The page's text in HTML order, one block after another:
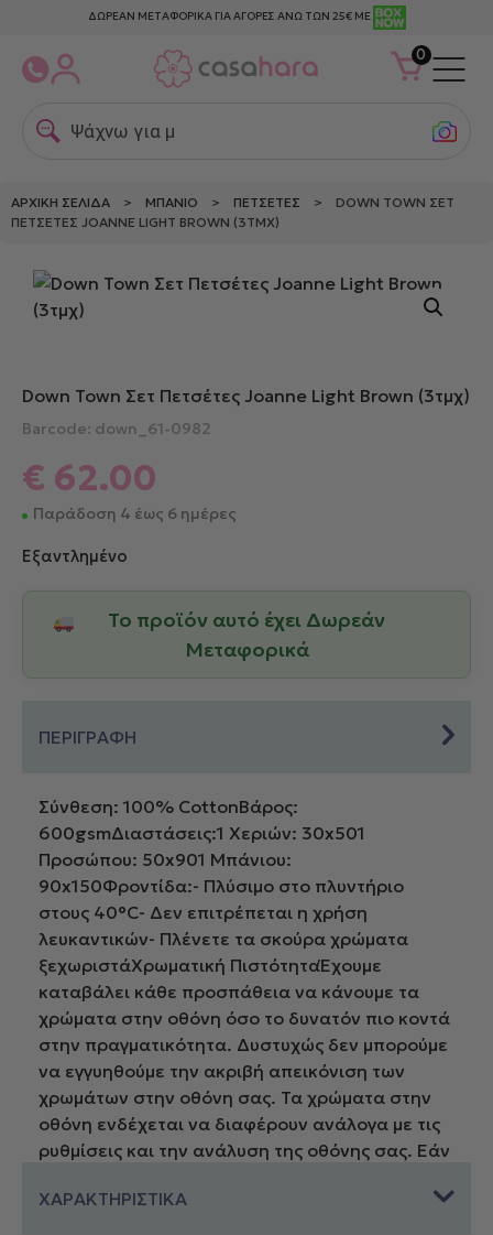
ΔΩΡΕΑΝ ΜΕΤΑΦΟΡΙΚΑ ΓΙΑ ΑΓΟΡΕΣ ΑΝΩ ΤΩΝ 25€ ΜΕ
0
Ψάχνω για μετ
ΑΡΧΙΚΉ ΣΕΛΊΔΑ > ΜΠΆΝΙΟ > ΠΕΤΣΈΤΕΣ > DOWN TOWN ΣΕΤ
ΠΕΤΣΈΤΕΣ JOANNE LIGHT BROWN (3ΤΜΧ)
Down Town Σετ Πετσέτες Joanne Light Brown (3τμχ)
Barcode: down_61-0982
€ 62.00
Παράδοση 4 έως 6 ημέρες
Εξαντλημένο
Το προϊόν αυτό έχει Δωρεάν
Μεταφορικά
ΠΕΡΙΓΡΑΦΗ
Σύνθεση: 100% CottonΒάρος:
600gsmΔιαστάσεις:1 Χεριών: 30x501
Προσώπου: 50x901 Μπάνιου:
90x150Φροντίδα:- Πλύσιμο στο πλυντήριο
στους 40°C- Δεν επιτρέπεται η χρήση
λευκαντικών- Πλένετε τα σκούρα χρώματα
ξεχωριστάΧρωματική ΠιστότηταΈχουμε
καταβάλει κάθε προσπάθεια να κάνουμε τα
χρώματα στην οθόνη όσο το δυνατόν πιο κοντά
στην πραγματικότητα. Δυστυχώς δεν μπορούμε
να εγγυηθούμε την ακριβή απεικόνιση των
χρωμάτων στην οθόνη σας. Τα χρώματα στην
οθόνη ενδέχεται να διαφέρουν ανάλογα με τις
ρυθμίσεις και την ανάλυση της οθόνης σας. Εάν
επικοινωνήσετε μαζί μας πριν προβείτε σε
ΧΑΡΑΚΤΗΡΙΣΤΙΚΑ